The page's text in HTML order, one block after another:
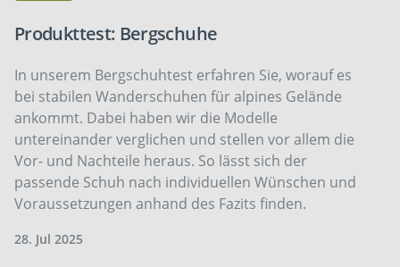
Produkttest: Bergschuhe
In unserem Bergschuhtest erfahren Sie, worauf es
bei stabilen Wanderschuhen für alpines Gelände
ankommt. Dabei haben wir die Modelle
untereinander verglichen und stellen vor allem die
Vor- und Nachteile heraus. So lässt sich der
passende Schuh nach individuellen Wünschen und
Voraussetzungen anhand des Fazits finden.
28. Jul 2025